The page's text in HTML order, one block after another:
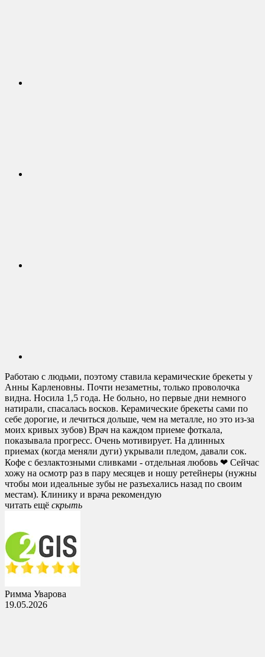
Работаю с людьми, поэтому ставила керамические брекеты у
Анны Карленовны. Почти незаметны, только проволочка
видна. Носила 1,5 года. Не больно, но первые дни немного
натирали, спасалась восков. Керамические брекеты сами по
себе дорогие, и лечиться дольше, чем на металле, но это из-за
моих кривых зубов) Врач на каждом приеме фоткала,
показывала прогресс. Очень мотивирует. На длинных
приемах (когда меняли дуги) укрывали пледом, давали сок.
Кофе с безлактозными сливками - отдельная любовь ❤ Сейчас
хожу на осмотр раз в пару месяцев и ношу ретейнеры (нужны
чтобы мои идеальные зубы не разъехались назад по своим
местам). Клинику и врача рекомендую
читать ещё cкрыть
Римма Уварова
19.05.2026